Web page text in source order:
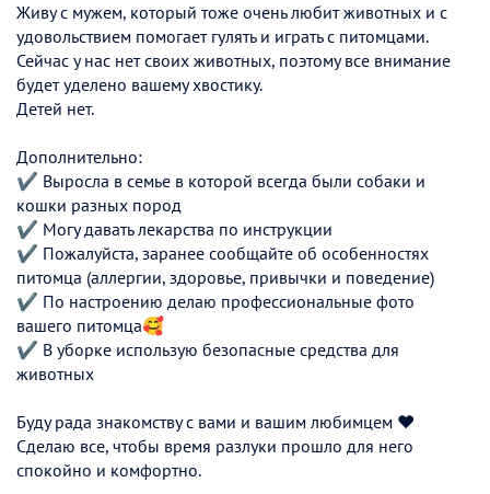
Живу с мужем, который тоже очень любит животных и с
удовольствием помогает гулять и играть с питомцами.
Сейчас у нас нет своих животных, поэтому все внимание
будет уделено вашему хвостику.
Детей нет.
Дополнительно:
✔ Выросла в семье в которой всегда были собаки и
кошки разных пород
✔ Могу давать лекарства по инструкции
✔ Пожалуйста, заранее сообщайте об особенностях
питомца (аллергии, здоровье, привычки и поведение)
✔️ По настроению делаю профессиональные фото
вашего питомца🥰
✔️ В уборке использую безопасные средства для
животных
Буду рада знакомству с вами и вашим любимцем ❤️
Сделаю все, чтобы время разлуки прошло для него
спокойно и комфортно.